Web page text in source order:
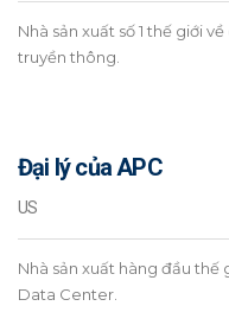
Nhà sản xuất số 1 thế giới
truyền thông.
Đại lý của APC
US
Nhà sản xuất hàng đầu thế
Data Center.